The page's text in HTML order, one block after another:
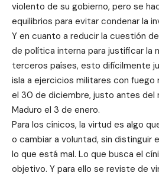
violento de su gobierno, pero se
equilibrios para evitar condenar la
Y en cuanto a reducir la cuestión
de política interna para justificar la
terceros países, esto difícilmente
isla a ejercicios militares con fuego
el 30 de diciembre, justo antes del
Maduro el 3 de enero.
Para los cínicos, la virtud es algo
o cambiar a voluntad, sin distinguir
lo que está mal. Lo que busca el
objetivo. Y para ello se reviste de